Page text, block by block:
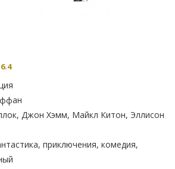
6.4
Джон Хэмм, Майкл Китон, Эллисон
приключения, комедия,